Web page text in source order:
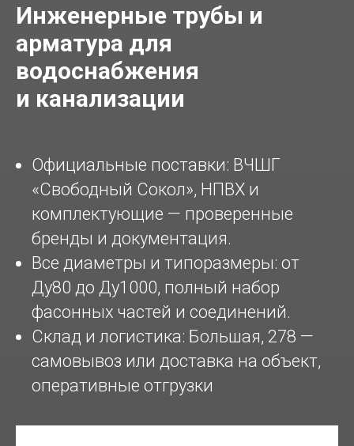
Инженерные трубы и
арматура для
водоснабжения
и канализации
Официальные поставки: ВЧШГ
«Свободный Сокол», НПВХ и
комплектующие — проверенные
бренды и документация.
Все диаметры и типоразмеры: от
Ду80 до Ду1000, полный набор
фасонных частей и соединений.
Склад и логистика: Большая, 278 —
самовывоз или доставка на объект,
оперативные отгрузки